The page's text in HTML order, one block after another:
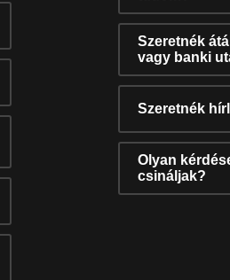
Szeretnék
vagy banki
Szeretnék
Olyan
csináljak?